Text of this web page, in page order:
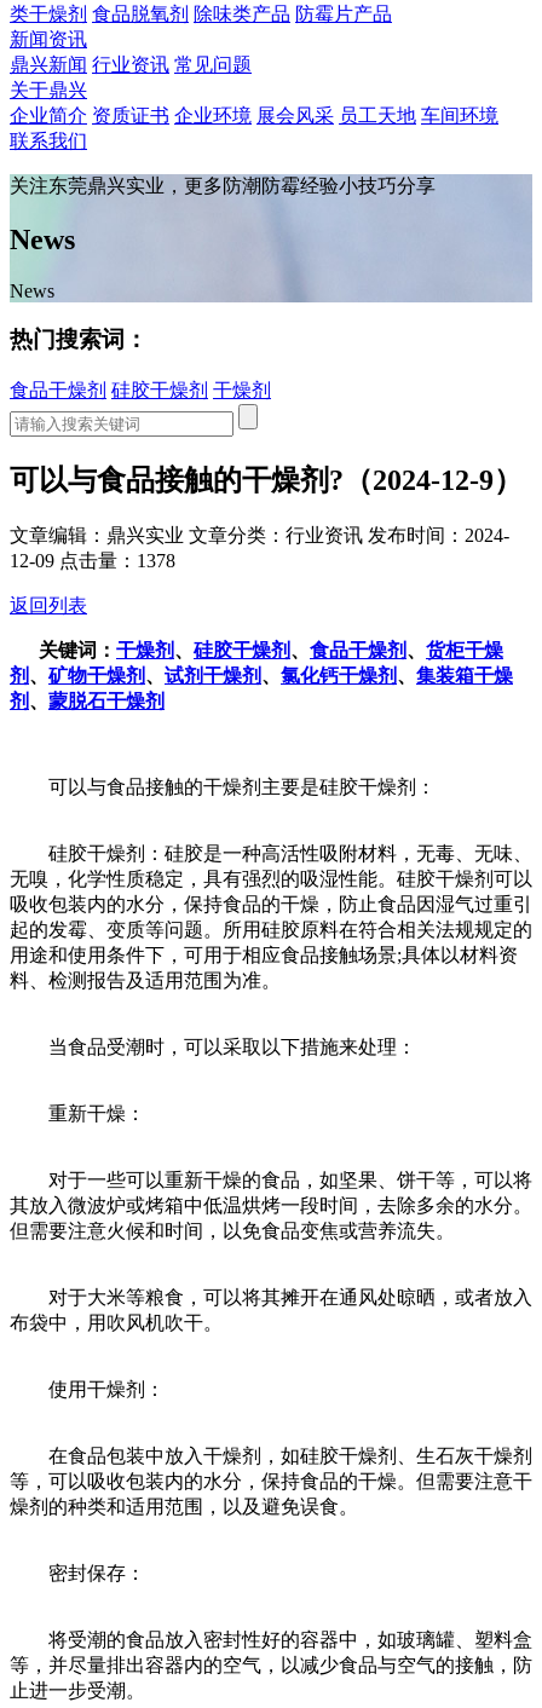
类干燥剂 食品脱氧剂 除味类产品 防霉片产品
新闻资讯
鼎兴新闻 行业资讯 常见问题
关于鼎兴
企业简介 资质证书 企业环境 展会风采 员工天地 车间环境
联系我们
关注东莞鼎兴实业，更多防潮防霉经验小技巧分享
News
News
热门搜索词：
食品干燥剂 硅胶干燥剂 干燥剂
可以与食品接触的干燥剂?（2024-12-9）
文章编辑：鼎兴实业 文章分类：行业资讯 发布时间：2024-
12-09 点击量：1378
返回列表
关键词： 干燥剂 、 硅胶干燥剂 、 食品干燥剂 、 货柜干燥
剂 、 矿物干燥剂 、 试剂干燥剂 、 氯化钙干燥剂 、 集装箱干燥
剂 、 蒙脱石干燥剂
可以与食品接触的干燥剂主要是硅胶干燥剂：
硅胶干燥剂：硅胶是一种高活性吸附材料，无毒、无味、
无嗅，化学性质稳定，具有强烈的吸湿性能。硅胶干燥剂可以
吸收包装内的水分，保持食品的干燥，防止食品因湿气过重引
起的发霉、变质等问题。所用硅胶原料在符合相关法规规定的
用途和使用条件下，可用于相应食品接触场景;具体以材料资
料、检测报告及适用范围为准。
当食品受潮时，可以采取以下措施来处理：
重新干燥：
对于一些可以重新干燥的食品，如坚果、饼干等，可以将
其放入微波炉或烤箱中低温烘烤一段时间，去除多余的水分。
但需要注意火候和时间，以免食品变焦或营养流失。
对于大米等粮食，可以将其摊开在通风处晾晒，或者放入
布袋中，用吹风机吹干。
使用干燥剂：
在食品包装中放入干燥剂，如硅胶干燥剂、生石灰干燥剂
等，可以吸收包装内的水分，保持食品的干燥。但需要注意干
燥剂的种类和适用范围，以及避免误食。
密封保存：
将受潮的食品放入密封性好的容器中，如玻璃罐、塑料盒
等，并尽量排出容器内的空气，以减少食品与空气的接触，防
止进一步受潮。